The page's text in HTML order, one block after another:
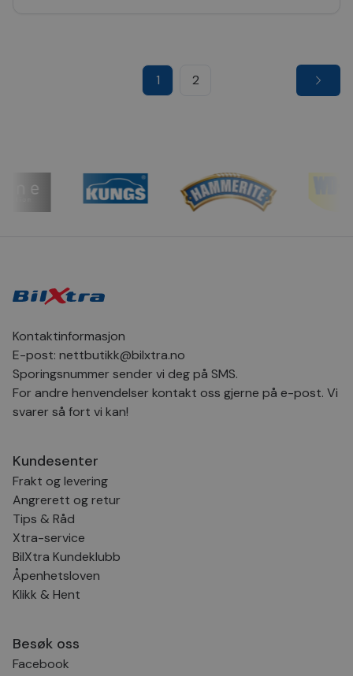
1 2
Kontaktinformasjon
E-post: nettbutikk@bilxtra.no
Sporingsnummer sender vi deg på SMS.
For andre henvendelser kontakt oss gjerne på e-post. Vi
svarer så fort vi kan!
Kundesenter
Frakt og levering
Angrerett og retur
Tips & Råd
Xtra-service
BilXtra Kundeklubb
Åpenhetsloven
Klikk & Hent
Besøk oss
Facebook